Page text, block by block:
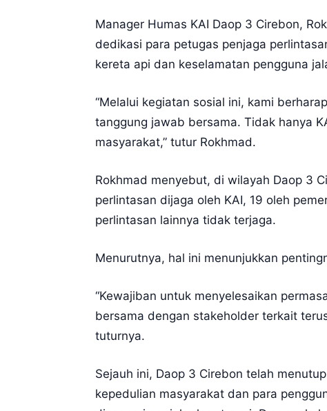
Manager Humas KAI Daop 3 Cirebon,
dedikasi para petugas penjaga
kereta api dan keselamatan pengguna
“Melalui kegiatan sosial ini, kami
tanggung jawab bersama. Tidak hanya
masyarakat,” tutur Rokhmad.
Rokhmad menyebut, di wilayah Daop 3
perlintasan dijaga oleh KAI, 19 oleh
perlintasan lainnya tidak terjaga.
Menurutnya, hal ini menunjukkan
“Kewajiban untuk menyelesaikan
bersama dengan stakeholder terkait
tuturnya.
Sejauh ini, Daop 3 Cirebon telah
kepedulian masyarakat dan para